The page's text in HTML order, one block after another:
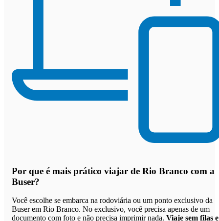
Por que é mais prático viajar de Rio Branco com a
Buser?
Você escolhe se embarca na rodoviária ou um ponto exclusivo da
Buser em Rio Branco. No exclusivo, você precisa apenas de um
documento com foto e não precisa imprimir nada. Viaje sem filas e